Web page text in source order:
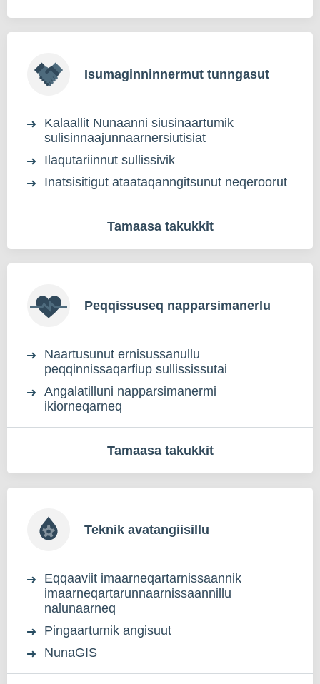
Isumaginninnermut tunngasut
Kalaallit Nunaanni siusinaartumik
sulisinnaajunnaarnersiutisiat
Ilaqutariinnut sullissivik
Inatsisitigut ataataqanngitsunut neqeroorut
Tamaasa takukkit
Peqqissuseq napparsimanerlu
Naartusunut ernisussanullu
peqqinnissaqarfiup sullississutai
Angalatilluni napparsimanermi
ikiorneqarneq
Tamaasa takukkit
Teknik avatangiisillu
Eqqaaviit imaarneqartarnissaannik
imaarneqartarunnaarnissaannillu
nalunaarneq
Pingaartumik angisuut
NunaGIS